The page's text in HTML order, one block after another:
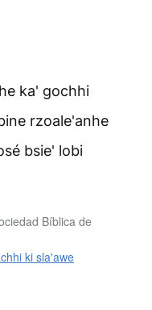
ka' gochhi
rzoale'anhe
bsie' lobi
Bíblica de
ki sla'awe